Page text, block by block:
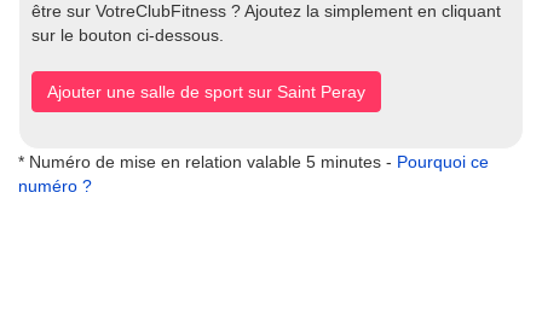
être sur VotreClubFitness ? Ajoutez la simplement en cliquant
sur le bouton ci-dessous.
Ajouter une salle de sport sur Saint Peray
* Numéro de mise en relation valable 5 minutes - Pourquoi ce
numéro ?